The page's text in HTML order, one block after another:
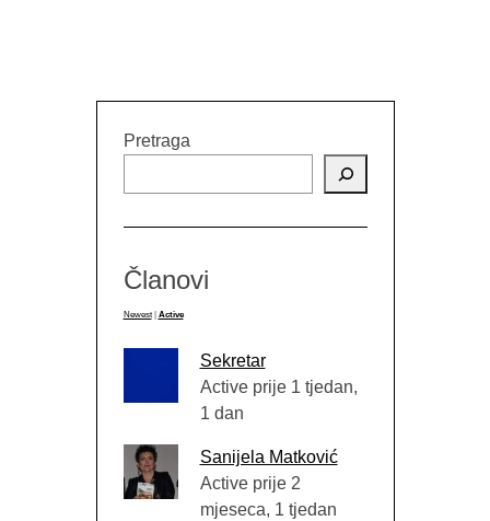
Pretraga
Članovi
Newest Active
Sekretar
Active prije 1 tjedan,
1 dan
Sanijela Matković
Active prije 2
mjeseca, 1 tjedan